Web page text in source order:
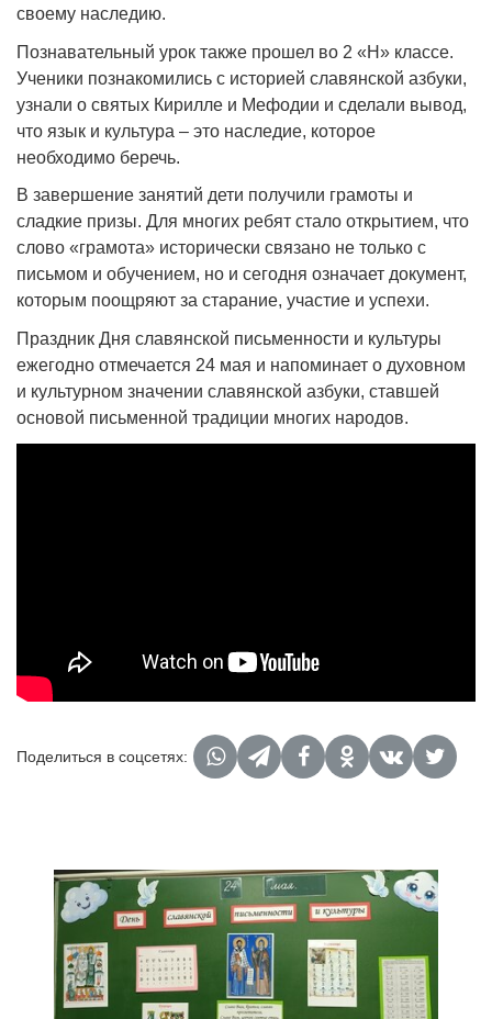
своему наследию.
Познавательный урок также прошел во 2 «Н» классе.
Ученики познакомились с историей славянской азбуки,
узнали о святых Кирилле и Мефодии и сделали вывод,
что язык и культура – это наследие, которое
необходимо беречь.
В завершение занятий дети получили грамоты и
сладкие призы. Для многих ребят стало открытием, что
слово «грамота» исторически связано не только с
письмом и обучением, но и сегодня означает документ,
которым поощряют за старание, участие и успехи.
Праздник Дня славянской письменности и культуры
ежегодно отмечается 24 мая и напоминает о духовном
и культурном значении славянской азбуки, ставшей
основой письменной традиции многих народов.
Поделиться в соцсетях: